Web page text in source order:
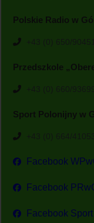
Polskie Radio w
+43 (0) 650/
Przedszkole
+43 (0) 660/
Sport Polonijny w
+43 (0) 664/
Facebook
Facebook
Facebook